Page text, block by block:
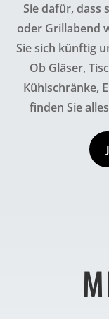
Sie dafür, dass
oder Grillabend
Sie sich künftig
Ob Gläser,
Kühlschränke,
finden Sie